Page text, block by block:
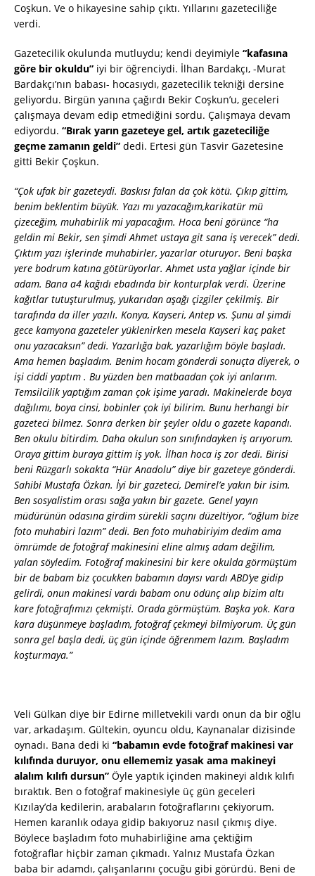
Coşkun. Ve o hikayesine sahip çıktı. Yıllarını gazeteciliğe
verdi.
Gazetecilik okulunda mutluydu; kendi deyimiyle “kafasına
göre bir okuldu” iyi bir öğrenciydi. İlhan Bardakçı, -Murat
Bardakçı’nın babası- hocasıydı, gazetecilik tekniği dersine
geliyordu. Birgün yanına çağırdı Bekir Coşkun’u, geceleri
çalışmaya devam edip etmediğini sordu. Çalışmaya devam
ediyordu. “Bırak yarın gazeteye gel, artık gazeteciliğe
geçme zamanın geldi” dedi. Ertesi gün Tasvir Gazetesine
gitti Bekir Çoşkun.
“Çok ufak bir gazeteydi. Baskısı falan da çok kötü. Çıkıp gittim,
benim beklentim büyük. Yazı mı yazacağım,karikatür mü
çizeceğim, muhabirlik mi yapacağım. Hoca beni görünce “ha
geldin mi Bekir, sen şimdi Ahmet ustaya git sana iş verecek” dedi.
Çıktım yazı işlerinde muhabirler, yazarlar oturuyor. Beni başka
yere bodrum katına götürüyorlar. Ahmet usta yağlar içinde bir
adam. Bana a4 kağıdı ebadında bir konturplak verdi. Üzerine
kağıtlar tutuşturulmuş, yukarıdan aşağı çizgiler çekilmiş. Bir
tarafında da iller yazılı. Konya, Kayseri, Antep vs. Şunu al şimdi
gece kamyona gazeteler yüklenirken mesela Kayseri kaç paket
onu yazacaksın” dedi. Yazarlığa bak, yazarlığım böyle başladı.
Ama hemen başladım. Benim hocam gönderdi sonuçta diyerek, o
işi ciddi yaptım . Bu yüzden ben matbaadan çok iyi anlarım.
Temsilcilik yaptığım zaman çok işime yaradı. Makinelerde boya
dağılımı, boya cinsi, bobinler çok iyi bilirim. Bunu herhangi bir
gazeteci bilmez. Sonra derken bir şeyler oldu o gazete kapandı.
Ben okulu bitirdim. Daha okulun son sınıfındayken iş arıyorum.
Oraya gittim buraya gittim iş yok. İlhan hoca iş zor dedi. Birisi
beni Rüzgarlı sokakta “Hür Anadolu” diye bir gazeteye gönderdi.
Sahibi Mustafa Özkan. İyi bir gazeteci, Demirel’e yakın bir isim.
Ben sosyalistim orası sağa yakın bir gazete. Genel yayın
müdürünün odasına girdim sürekli saçını düzeltiyor, “oğlum bize
foto muhabiri lazım” dedi. Ben foto muhabiriyim dedim ama
ömrümde de fotoğraf makinesini eline almış adam değilim,
yalan söyledim. Fotoğraf makinesini bir kere okulda görmüştüm
bir de babam biz çocukken babamın dayısı vardı ABD’ye gidip
gelirdi, onun makinesi vardı babam onu ödünç alıp bizim altı
kare fotoğrafımızı çekmişti. Orada görmüştüm. Başka yok. Kara
kara düşünmeye başladım, fotoğraf çekmeyi bilmiyorum. Üç gün
sonra gel başla dedi, üç gün içinde öğrenmem lazım. Başladım
koşturmaya.”
Veli Gülkan diye bir Edirne milletvekili vardı onun da bir oğlu
var, arkadaşım. Gültekin, oyuncu oldu, Kaynanalar dizisinde
oynadı. Bana dedi ki “babamın evde fotoğraf makinesi var
kılıfında duruyor, onu ellememiz yasak ama makineyi
alalım kılıfı dursun” Öyle yaptık içinden makineyi aldık kılıfı
bıraktık. Ben o fotoğraf makinesiyle üç gün geceleri
Kızılay’da kedilerin, arabaların fotoğraflarını çekiyorum.
Hemen karanlık odaya gidip bakıyoruz nasıl çıkmış diye.
Böylece başladım foto muhabirliğine ama çektiğim
fotoğraflar hiçbir zaman çıkmadı. Yalnız Mustafa Özkan
baba bir adamdı, çalışanlarını çocuğu gibi görürdü. Beni de